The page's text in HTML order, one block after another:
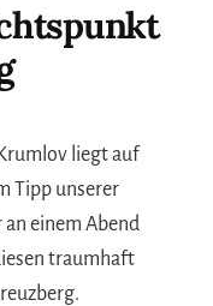
liegt auf
Tipp unserer
einem Abend
traumhaft